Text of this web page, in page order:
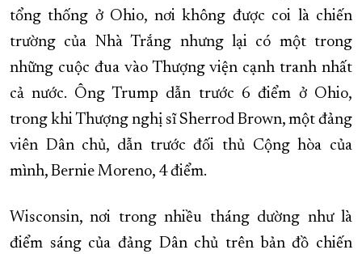
tổng thống ở Ohio, nơi không được coi là chiến
trường của Nhà Trắng nhưng lại có một trong
những cuộc đua vào Thượng viện cạnh tranh nhất
cả nước. Ông Trump dẫn trước 6 điểm ở Ohio,
trong khi Thượng nghị sĩ Sherrod Brown, một đảng
viên Dân chủ, dẫn trước đối thủ Cộng hòa của
mình, Bernie Moreno, 4 điểm.
Wisconsin, nơi trong nhiều tháng dường như là
điểm sáng của đảng Dân chủ trên bản đồ chiến